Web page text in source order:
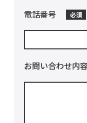
電話番号 必須
お問い合わせ内容